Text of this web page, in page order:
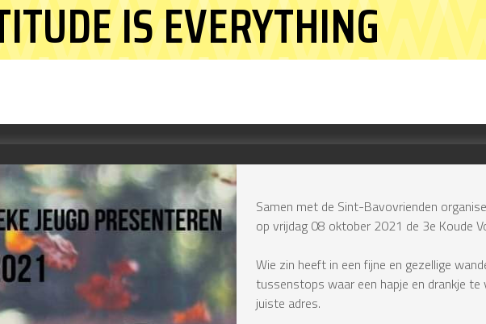
IS EVERYTHING
Samen met de Sint-Bavovrienden
op vrijdag 08 oktober 2021 de 3e Koude
Wie zin heeft in een fijne en gezellige
tussenstops waar een hapje en drankje te
juiste adres.